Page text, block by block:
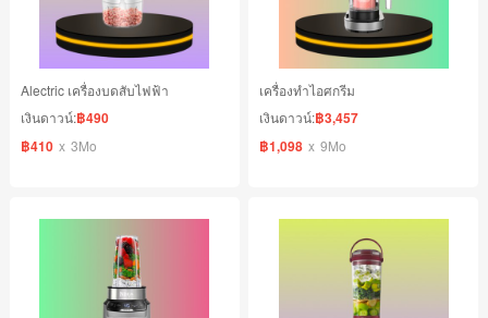
Alectric เครื่องบดสับไฟฟ้า
เงินดาวน์:฿490
฿410 x 3Mo
เครื่องทำไอศกรีม
เงินดาวน์:฿3,457
฿1,098 x 9Mo